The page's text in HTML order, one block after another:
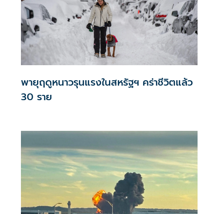
พายุฤดูหนาวรุนแรงในสหรัฐฯ คร่าชีวิตแล้ว
30 ราย